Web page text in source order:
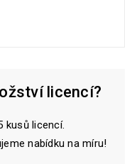
licencí?
kusů licencí.
nabídku na míru!